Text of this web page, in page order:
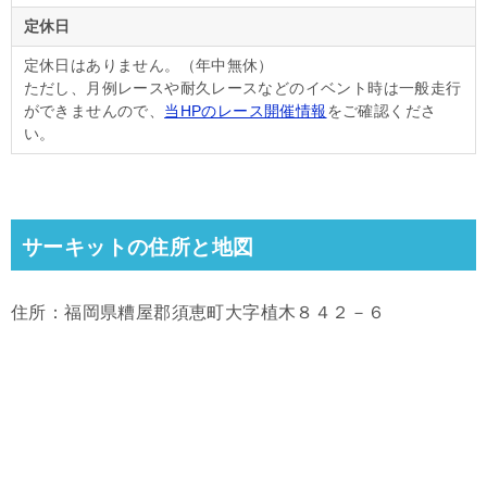
定休日
定休日はありません。（年中無休）
ただし、月例レースや耐久レースなどのイベント時は一般走行
ができませんので、 当HPのレース開催情報をご確認くださ
い。
サーキットの住所と地図
住所：福岡県糟屋郡須恵町大字植木８４２－６